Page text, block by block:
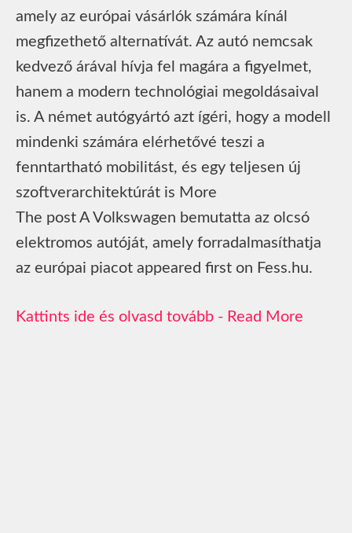
amely az európai vásárlók számára kínál
megfizethető alternatívát. Az autó nemcsak
kedvező árával hívja fel magára a figyelmet,
hanem a modern technológiai megoldásaival
is. A német autógyártó azt ígéri, hogy a modell
mindenki számára elérhetővé teszi a
fenntartható mobilitást, és egy teljesen új
szoftverarchitektúrát is More
The post A Volkswagen bemutatta az olcsó
elektromos autóját, amely forradalmasíthatja
az európai piacot appeared first on Fess.hu.
Read More